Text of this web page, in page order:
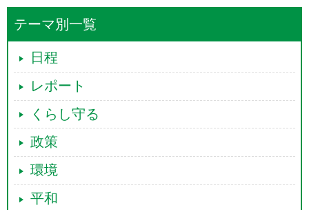
このような事件動向を踏まえますと、令和六年度につきましては、これ
までの増員分を有効活用しつつ、審理運営の改善、工夫等も引き続き行
うことで、適正かつ迅速な事件処理を行うことができるものと考えてい
他方で、国家公務員の定員をめぐる情勢が厳しさを増す中で、引き続
き、裁判所としての必要な体制を整備していくために、国家の一機関と
して、他の行政官庁と同様に、事務の効率化等、必要な内部努力を行
い、定員合理化に協力することは必要であるというふうに考えており、
技能労務職員及び裁判所事務官を対象とした定員の合理化を予定してい
るところでございます。
もっとも、裁判所事務官につきましては、事件処理の支援のための体制
強化及び国家公務員の子供の共育て推進等を図るために増員をお願いし
ているところであります。
以上の増減を通じますと、全体としては職員の員数は減少ということに
なりますけれども、技能労務職員につきましては、定年による退職に裁
判所の事務への支障の有無を考慮しつつ、外注化による合理化等が可能
テーマ別一覧
日程
レポート
くらし守る
政策
環境
平和